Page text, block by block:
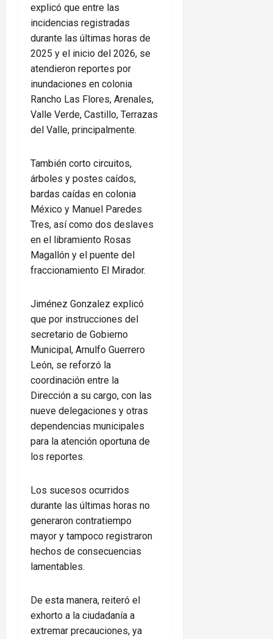
explicó que entre las
incidencias registradas
durante las últimas horas de
2025 y el inicio del 2026, se
atendieron reportes por
inundaciones en colonia
Rancho Las Flores, Arenales,
Valle Verde, Castillo, Terrazas
del Valle, principalmente.
También corto circuitos,
árboles y postes caídos,
bardas caídas en colonia
México y Manuel Paredes
Tres, así como dos deslaves
en el libramiento Rosas
Magallón y el puente del
fraccionamiento El Mirador.
Jiménez Gonzalez explicó
que por instrucciones del
secretario de Gobierno
Municipal, Arnulfo Guerrero
León, se reforzó la
coordinación entre la
Dirección a su cargo, con las
nueve delegaciones y otras
dependencias municipales
para la atención oportuna de
los reportes.
Los sucesos ocurridos
durante las últimas horas no
generaron contratiempo
mayor y tampoco registraron
hechos de consecuencias
lamentables.
De esta manera, reiteró el
exhorto a la ciudadanía a
extremar precauciones, ya